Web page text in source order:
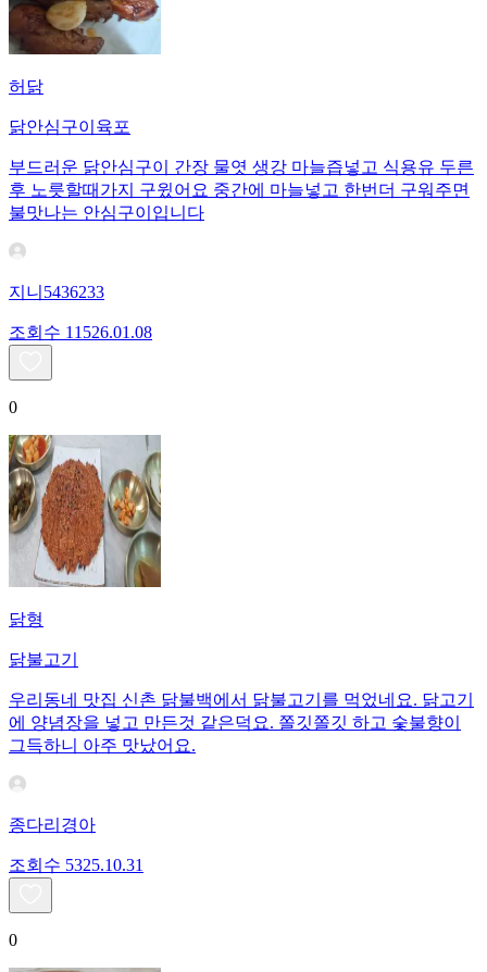
허닭
닭안심구이육포
부드러운 닭안심구이 간장 물엿 생강 마늘즙넣고 식용유 두른
후 노릇할때가지 구윘어요 중간에 마늘넣고 한번더 구워주면
불맛나는 안심구이입니다
지니5436233
조회수 11526.01.08
0
닭형
닭불고기
우리동네 맛집 신촌 닭불백에서 닭불고기를 먹었네요. 닭고기
에 양념장을 넣고 만든것 같은덕요. 쫄깃쫄깃 하고 숯불향이
그득하니 아주 맛났어요.
종다리경아
조회수 5325.10.31
0